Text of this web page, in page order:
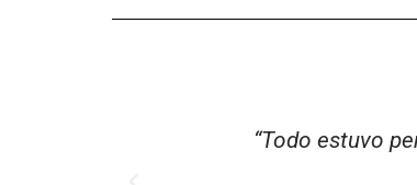
“Todo estuvo